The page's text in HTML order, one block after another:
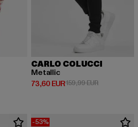
169,99 EUR
CARLO COLUCCI
Metallic
73,60 EUR
Derzeitiger Preis: 73,60 EUR
159,99 EURAktionspreis:
-53%